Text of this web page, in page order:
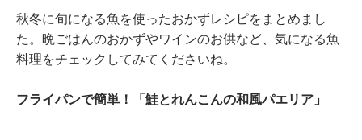
秋冬に旬になる魚を使ったおかずレシピをまとめまし
た。晩ごはんのおかずやワインのお供など、気になる魚
料理をチェックしてみてくださいね。
フライパンで簡単！「鮭とれんこんの和風パエリア」